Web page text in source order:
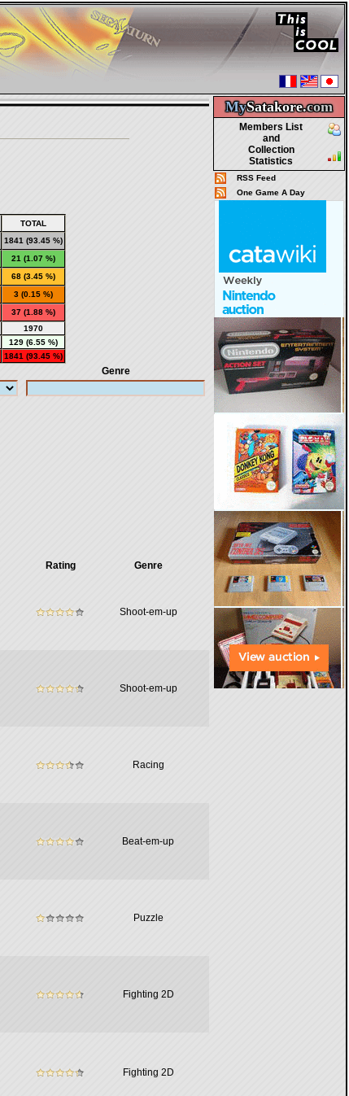
MySatakore.com
Members List
and
Collection
Statistics
RSS Feed
One Game A Day
TOTAL
1841 (93.45 %)
21 (1.07 %)
68(3.45 %)
3(0.15 %)
37(1.88 %)
1970
129 (6.55 %)
1841 (93.45 %)
Genre
Rating Genre
Shoot-em-up
Shoot-em-up
Racing
Beat-em-up
Puzzle
Fighting 2D
Fighting 2D